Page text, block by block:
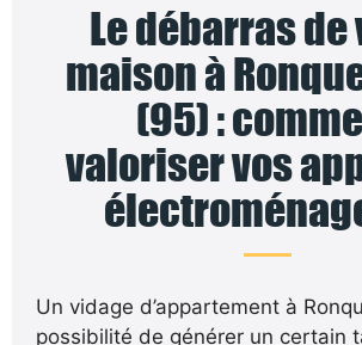
Le débarras de
maison à
(95) :
valoriser vos
Un vidage d’appartement à
possibilité de générer un certain